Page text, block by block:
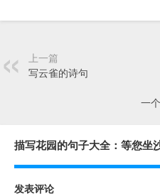
上一篇
写云雀的诗句
一
描写花园的句子大全：等您坐
发表评论